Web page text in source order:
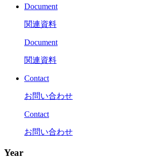
Document
関連資料
Document
関連資料
Contact
お問い合わせ
Contact
お問い合わせ
Year